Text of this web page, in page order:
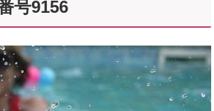
号9156